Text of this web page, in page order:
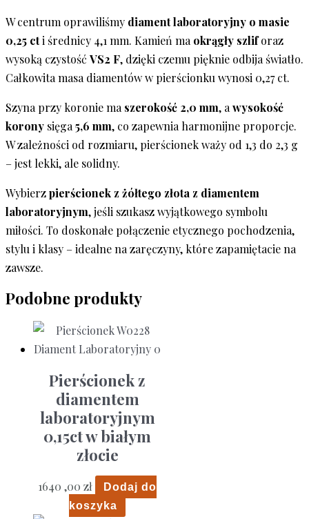
W centrum oprawiliśmy diament laboratoryjny o masie
0,25 cti średnicy 4,1 mm. Kamień ma okrągły szliforaz
wysoką czystość VS2 F, dzięki czemu pięknie odbija światło.
Całkowita masa diamentów w pierścionku wynosi 0,27 ct.
Szyna przy koronie ma szerokość 2,0 mm, a wysokość
korony sięga 5,6 mm, co zapewnia harmonijne proporcje.
W zależności od rozmiaru, pierścionek waży od 1,3 do 2,3 g
– jest lekki, ale solidny.
Wybierzpierścionek z żółtego złota z diamentem
laboratoryjnym, jeśli szukasz wyjątkowego symbolu
miłości. To doskonałe połączenie etycznego pochodzenia,
stylu i klasy – idealne na zaręczyny, które zapamiętacie na
zawsze.
Podobne produkty
Pierścionek z
diamentem
laboratoryjnym
0,15ct w białym
złocie
1640 ,00 zł
Dodaj do
koszyka